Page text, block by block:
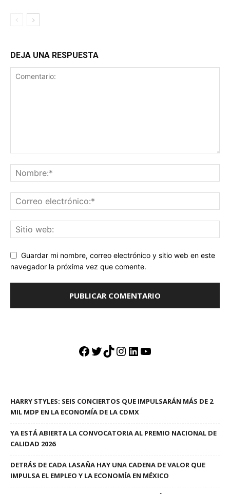
DEJA UNA RESPUESTA
Guardar mi nombre, correo electrónico y sitio web en este
navegador la próxima vez que comente.
Facebook
Twitter
TikTok
Instagram
LinkedIn
YouTube
HARRY STYLES: SEIS CONCIERTOS QUE IMPULSARÁN MÁS DE 2
MIL MDP EN LA ECONOMÍA DE LA CDMX
YA ESTÁ ABIERTA LA CONVOCATORIA AL PREMIO NACIONAL DE
CALIDAD 2026
DETRÁS DE CADA LASAÑA HAY UNA CADENA DE VALOR QUE
IMPULSA EL EMPLEO Y LA ECONOMÍA EN MÉXICO